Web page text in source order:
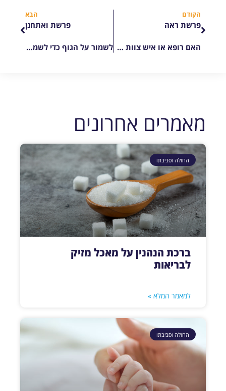
הקודם
פרשת ראה
האם רופא או איש צוות רפואי מקיים מצוות ביקור חולים?
הבא
פרשת ואתחנן
לשמור על הגוף כדי לשמור על הנפש
מאמרים אחרונים
החולה וסביבתו
ברכת הנהנין על מאכל מזיק
לבריאות
למאמר המלא »
החולה וסביבתו